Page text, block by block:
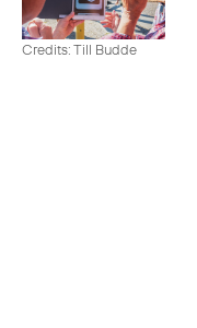
Credits: Till Budde